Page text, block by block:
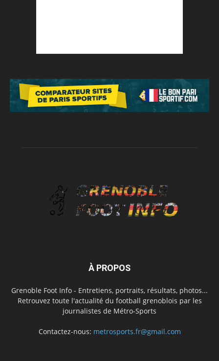
À PROPOS
Grenoble Foot Info - Entretiens, portraits, résultats, photos...
Retrouvez toute l'actualité du football grenoblois par les
journalistes de Métro-Sports
Contactez-nous: metrosports.fr@gmail.com